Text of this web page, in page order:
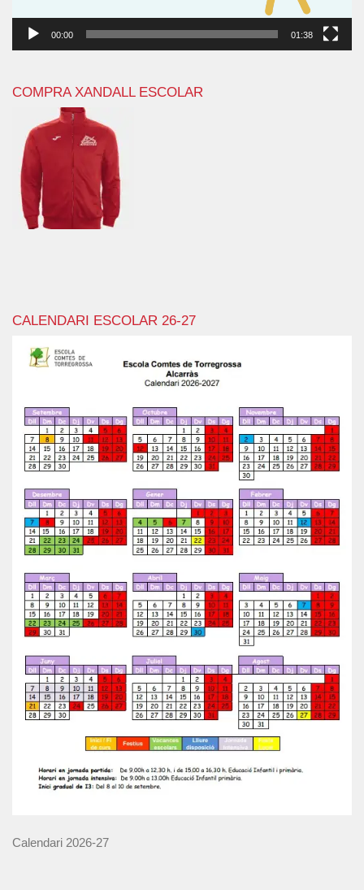
00:00 01:38
COMPRA XANDALL ESCOLAR
CALENDARI ESCOLAR 26-27
Calendari 2026-27